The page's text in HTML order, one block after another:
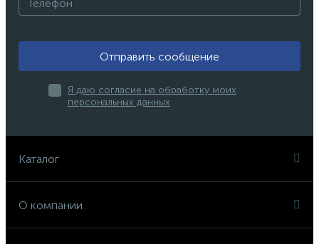
Отправить сообщение
Я даю согласие на обработку моих
персональных данных
Каталог
О компании